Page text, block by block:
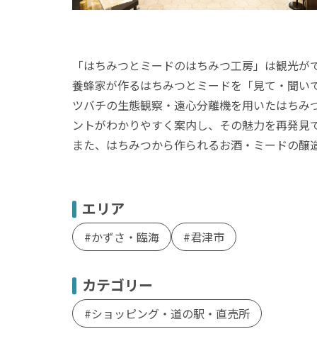
「はちみつとミードのはちみつ工房」は観光
養蜂家が作るはちみつとミードを「見て・聞
ツバチの生態観察・遠心分離機を用いたはち
ントがわかりやすく案内し、その魅力を再発見
また、はちみつから作られるお酒・ミードの醸
エリア
かずさ・臨海 君津市
カテゴリー
ショッピング・道の駅・直売所